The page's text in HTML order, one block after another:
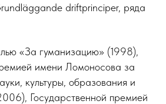
driftprinciper, ряда
«За гуманизацию» (1998),
имени Ломоносова за
культуры, образования и
Государственной премией